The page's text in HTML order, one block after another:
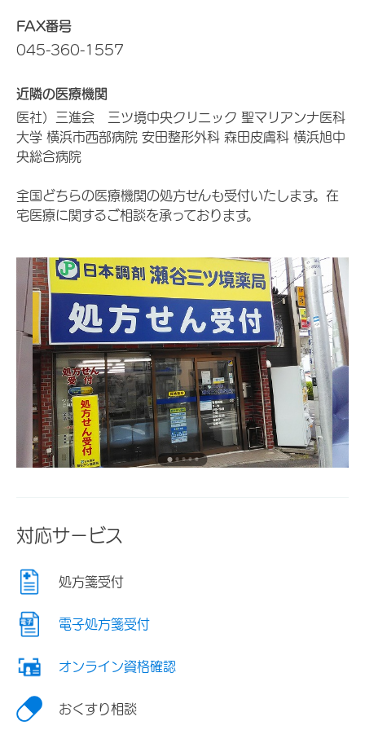
FAX番号
045-360-1557
近隣の医療機関
医社）三進会 三ツ境中央クリニック 聖マリアンナ医科
大学 横浜市西部病院 安田整形外科 森田皮膚科 横浜旭中
央総合病院
全国どちらの医療機関の処方せんも受付いたします。在
宅医療に関するご相談を承っております。
対応サービス
処方箋受付
電子処方箋受付
オンライン資格確認
おくすり相談